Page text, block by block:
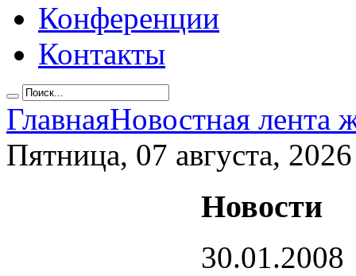
Конференции
Контакты
ГлавнаяНовостная лента
Пятница, 07 августа, 2026
Новости
30.01.2008